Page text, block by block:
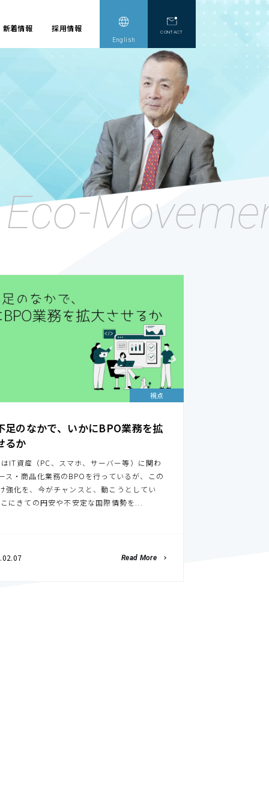
新着情報 採用情報
English
視点
足のなかで、いかにBPO業務を拡
るか
はIT資産（PC、スマホ、サーバー等）に関わ
ス・商品化業務のBPOを行っているが、この
強化を、今がチャンスと、動こうとしてい
にきての円安や不安定な国際情勢を...
Read More